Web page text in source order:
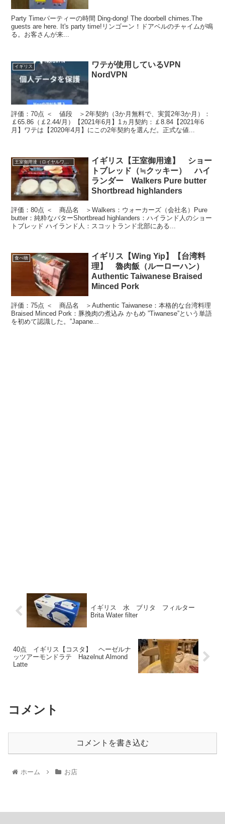
Party Timeパーティーの時間 Ding-dong! The doorbell chimes.The
guests are here. It's party time!リンゴーン！ドアベルのチャイムが鳴
る。お客さんが来...
イギリス
ワテが使用しているVPN
NordVPN
評価：70点 ＜ 値段 ＞2年契約（3か月無料で、実質2年3か月）：
￡65.86（￡2.44/月）【2021年6月】1ヵ月契約：￡8.84【2021年6
月】ワテは【2020年4月】にこの2年契約を選んだ。正式な値...
王室御用達（ロイヤルワラント）
イギリス【王室御用達】 ショー
トブレッド（≒クッキー） ハイ
ランダー Walkers Pure butter
Shortbread highlanders
評価：80点 ＜ 商品名 ＞Walkers：ウォーカーズ（会社名）Pure
butter：純粋なバターShortbread highlanders：ハイランド人のショー
トブレッド ハイランド人：スコットランド北部にある...
食べ物
イギリス【Wing Yip】【台湾料
理】 魯肉飯（ルーローハン）
Authentic Taiwanese Braised
Minced Pork
評価：75点 ＜ 商品名 ＞Authentic Taiwanese：本格的な台湾料理
Braised Minced Pork：豚挽肉の煮込み かもめ ”Tiwanese”という単語
を初めて認識した。”Japane...
イギリス 水 ブリタ フィルター
Brita Water filter
40点 イギリス【コスタ】 ヘーゼルナ
ッツアーモンドラテ Hazelnut Almond
Latte
コメント
コメントを書き込む
ホーム お店